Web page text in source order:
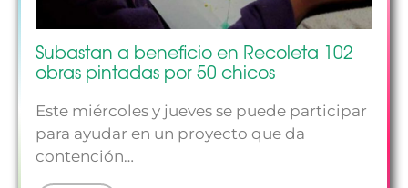
Subastan a beneficio en Recoleta 102
obras pintadas por 50 chicos
Este miércoles y jueves se puede participar
para ayudar en un proyecto que da
contención…